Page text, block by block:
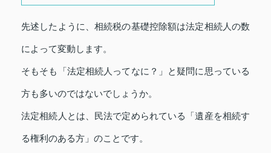
先述したように、相続税の基礎控除額は法定相続人の数
によって変動します。
そもそも「法定相続人ってなに？」と疑問に思っている
方も多いのではないでしょうか。
法定相続人とは、民法で定められている「遺産を相続す
る権利のある方」のことです。